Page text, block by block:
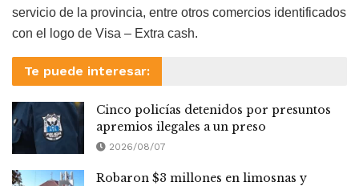
servicio de la provincia, entre otros comercios identificados
con el logo de Visa – Extra cash.
Te puede interesar:
Cinco policías detenidos por presuntos
apremios ilegales a un preso
2026/08/07
Robaron $3 millones en limosnas y